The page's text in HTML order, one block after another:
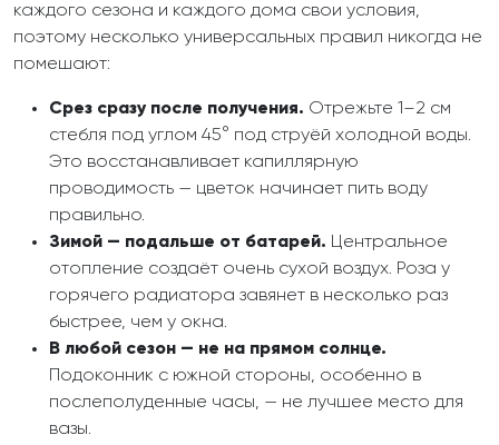
каждого сезона и каждого дома свои условия,
поэтому несколько универсальных правил никогда не
помешают:
Срез сразу после получения. Отрежьте 1–2 см
стебля под углом 45° под струёй холодной воды.
Это восстанавливает капиллярную
проводимость — цветок начинает пить воду
правильно.
Зимой — подальше от батарей. Центральное
отопление создаёт очень сухой воздух. Роза у
горячего радиатора завянет в несколько раз
быстрее, чем у окна.
В любой сезон — не на прямом солнце.
Подоконник с южной стороны, особенно в
послеполуденные часы, — не лучшее место для
вазы.